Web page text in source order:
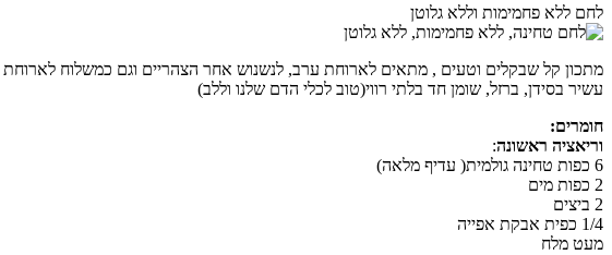
לחם ללא פחמימות וללא גלוטן
מתכון קל שבקלים וטעים , מתאים לארוחת ערב, לנשנוש אחר הצהריים וגם כמשלוח לארוחת 10 לבית ספר.
עשיר בסידן, ברזל, שומן חד בלתי רווי(טוב לכלי הדם שלנו וללב)
חומרים:
וריאציה ראשונה:
6 כפות טחינה גולמית( עדיף מלאה)
2 כפות מים
2 ביצים
1/4 כפית אבקת אפייה
מעט מלח